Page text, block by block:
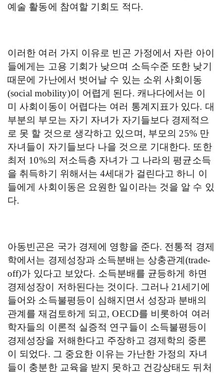
예술 활동에 참여할 기회도 적다.
이러한 여러 가지 이유로 빈곤 가정에서 자란 아이
들에게는 고용 기회가 낮으며 소득수준 또한 낮기
때문에 가난에서 벗어날 수 있는 소위 사회이동
(social mobility)이 어렵게 된다. 캐나다에서는 이
미 사회이동이 어렵다는 여러 통계지표가 있다. 대
부분의 부모는 자기 자녀가 자기들보다 경제적으
로 못 할 것으로 생각하고 있으며 , 부모의 25% 만
자녀들이 자기들보다 나을 것으로 기대한다. 또한
최저 10%의 저소득층 자녀가 그 나라의 평균소득
을 취득하기 위해서는4세대가 걸린다고 하니 이
들에게 사회이동은 요원한 일이라는 것을 알 수 있
다.
아동빈곤은 국가 경제에 영향을 준다. 전통적 경제
학에서는 경제성장과 소득분배는 상충관계(trade-
off)가 있다고 보았다. 소득분배를 균등하게 하면
경제성장이 저하된다는 것이다. 그러나 21세기에
들어와 소득불평등이 심해지면서 성장과 분배의
관계를 재검토하게 되고, OECD를 비롯하여 여러
학자들의 이론적 실증적 연구들이 소득불평등이
경제성장을 저해한다고 주장하고 경제학의 중론
이 되었다. 그 중요한 이유는 가난한 가정의 자녀
들이 충분한 교육을 받지 못하고 건강상태도 뒤처